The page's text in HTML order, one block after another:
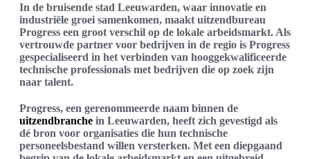
In de bruisende stad Leeuwarden, waar innovatie en
industriële groei samenkomen, maakt uitzendbureau
Progress een groot verschil op de lokale arbeidsmarkt. Als
vertrouwde partner voor bedrijven in de regio is Progress
gespecialiseerd in het verbinden van hooggekwalificeerde
technische professionals met bedrijven die op zoek zijn
naar talent.
Progress, een gerenommeerde naam binnen de
uitzendbranche in Leeuwarden, heeft zich gevestigd als
dé bron voor organisaties die hun technische
personeelsbestand willen versterken. Met een diepgaand